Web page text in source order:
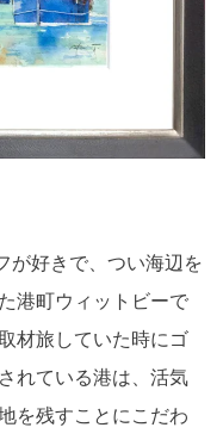
が好きで、つい海辺を
港町ウィットビーで
材旅していた時にゴ
れている港は、活気
を残すことにこだわ